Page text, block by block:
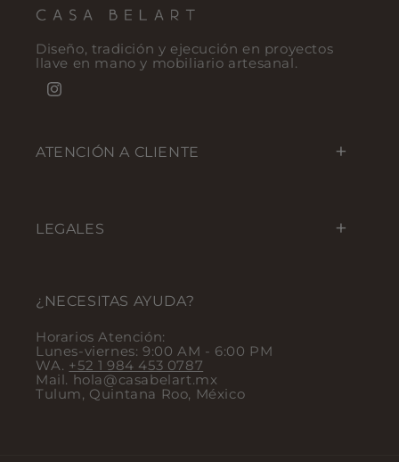
Diseño, tradición y ejecución en proyectos
llave en mano y mobiliario artesanal.
Instagram
ATENCIÓN A CLIENTE
LEGALES
¿NECESITAS AYUDA?
Horarios Atención:
Lunes-viernes: 9:00 AM - 6:00 PM
WA. +52 1 984 453 0787
Mail. hola@casabelart.mx
Tulum, Quintana Roo, México